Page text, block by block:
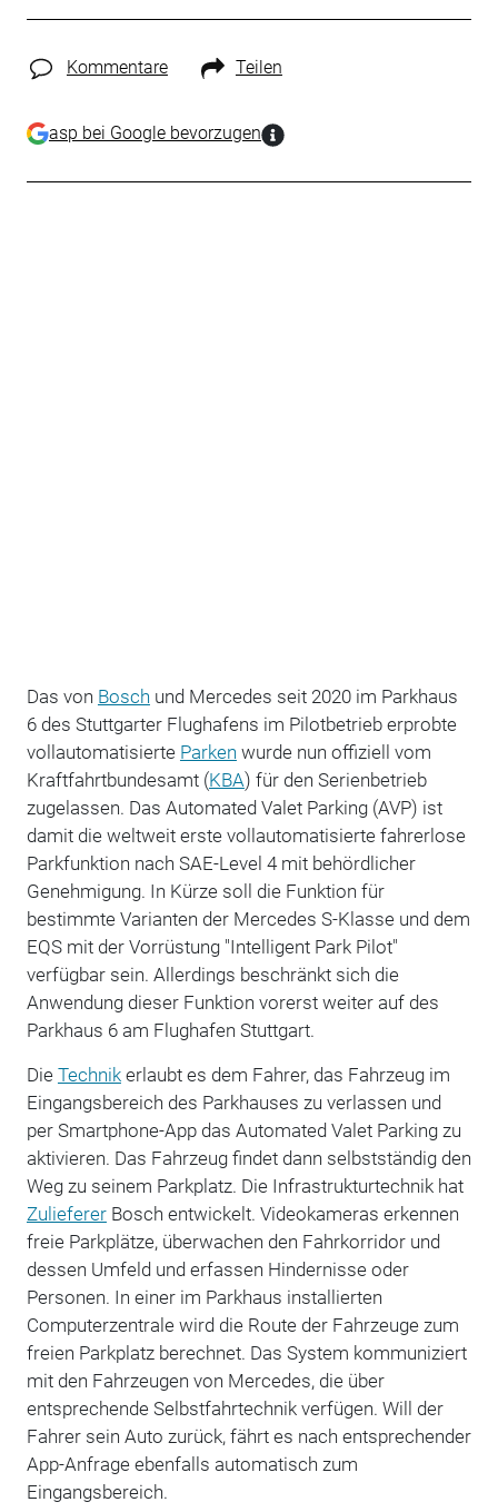
Kommentare Teilen
asp bei Google bevorzugen
Das von Bosch und Mercedes seit 2020 im Parkhaus
6 des Stuttgarter Flughafens im Pilotbetrieb erprobte
vollautomatisierte Parken wurde nun offiziell vom
Kraftfahrtbundesamt (KBA) für den Serienbetrieb
zugelassen. Das Automated Valet Parking (AVP) ist
damit die weltweit erste vollautomatisierte fahrerlose
Parkfunktion nach SAE-Level 4 mit behördlicher
Genehmigung. In Kürze soll die Funktion für
bestimmte Varianten der Mercedes S-Klasse und dem
EQS mit der Vorrüstung "Intelligent Park Pilot"
verfügbar sein. Allerdings beschränkt sich die
Anwendung dieser Funktion vorerst weiter auf des
Parkhaus 6 am Flughafen Stuttgart.
Die Technikerlaubt es dem Fahrer, das Fahrzeug im
Eingangsbereich des Parkhauses zu verlassen und
per Smartphone-App das Automated Valet Parking zu
aktivieren. Das Fahrzeug findet dann selbstständig den
Weg zu seinem Parkplatz. Die Infrastrukturtechnik hat
ZuliefererBosch entwickelt. Videokameras erkennen
freie Parkplätze, überwachen den Fahrkorridor und
dessen Umfeld und erfassen Hindernisse oder
Personen. In einer im Parkhaus installierten
Computerzentrale wird die Route der Fahrzeuge zum
freien Parkplatz berechnet. Das System kommuniziert
mit den Fahrzeugen von Mercedes, die über
entsprechende Selbstfahrtechnik verfügen. Will der
Fahrer sein Auto zurück, fährt es nach entsprechender
App-Anfrage ebenfalls automatisch zum
Eingangsbereich.